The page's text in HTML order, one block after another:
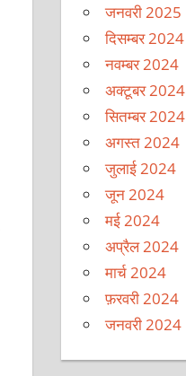
जनवरी 2025
दिसम्बर 2024
नवम्बर 2024
अक्टूबर 2024
सितम्बर 2024
अगस्त 2024
जुलाई 2024
जून 2024
मई 2024
अप्रैल 2024
मार्च 2024
फ़रवरी 2024
जनवरी 2024